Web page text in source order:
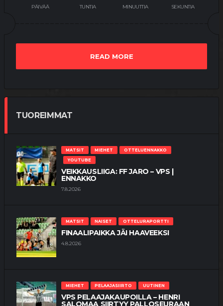
PÄIVÄÄ TUNTIA MINUUTTIA SEKUNTIA
READ MORE
TUOREIMMAT
MATSIT MIEHET
OTTELUENNAKKO
YOUTUBE
VEIKKAUSLIIGA: FF JARO – VPS |
ENNAKKO
7.8.2026
MATSIT NAISET OTTELURAPORTTI
FINAALIPAIKKA JÄI HAAVEEKSI
4.8.2026
MIEHET PELAAJASIIRTO UUTINEN
VPS PELAAJAKAUPOILLA – HENRI
SALOMAA SIIRTYY PALLOSEURAAN